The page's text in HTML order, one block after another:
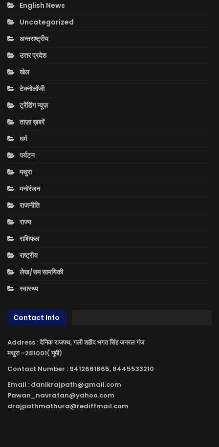
English News
Uncategorized
अन्तराष्ट्रीय
उत्तर प्रदेश
खेल
टेक्नोलॉजी
ट्रेंडिंग न्यूज़
ताज़ा ख़बरें
धर्म
पर्यटन
मथुरा
मनोरंजन
राजनीति
राज्य
राशिफल
राष्ट्रीय
लेख/सम सामयिकी
स्वास्थ्य
Contact Info
Address : दैनिक राजपथ, गली शहीद भगत सिंह जनरल गंज
मथुरा -281001( यूपी)
Contact Number : 9412661665, 8445533210
Email : danikrajpath@gmail.com
Pawan_navratan@yahoo.com
drajpathmathura@rediffmail.com